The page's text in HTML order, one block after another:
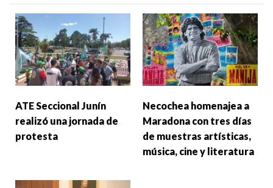
ATE Seccional Junín
realizó una jornada de
protesta
Necochea homenajea a
Maradona con tres días
de muestras artísticas,
música, cine y literatura